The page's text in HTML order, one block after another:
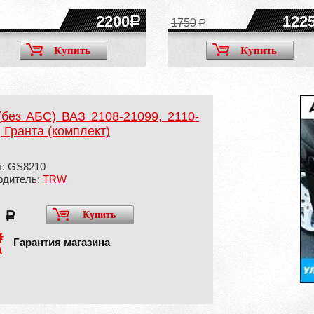
2200
Купить
1750
Купить
АБС) ВАЗ 2108-21099, 2110-
(комплект)
GS8210
TRW
a Купить
Гарантия магазина